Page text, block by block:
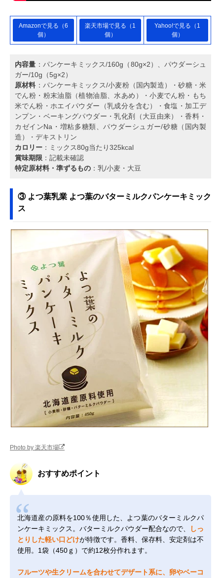
Amazonで見る（6
個）
楽天市場で見る（1
個）
Yahoo!で見る（1
個）
内容量 ：パンケーキミックス/160g（80g×2）、パウダーシュ
ガー/10g（5g×2）
原材料 ：パンケーキミックス/小麦粉（国内製造）・砂糖・米
でん粉・粉末油脂（植物油脂、水あめ）・小麦でん粉・もち
米でん粉・ホエイパウダー（乳成分を含む）・食塩・加工デ
ンプン・ベーキングパウダー・乳化剤（大豆由来）・香料・
カゼインNa・増粘多糖類、パウダーシュガー/砂糖（国内製
造）・デキストリン
カロリー ：ミックス80g当たり325kcal
賞味期限 ：記載未確認
特定原材料・準ずるもの ：乳/小麦・大豆
③ よつ葉乳業 よつ葉のバターミルクパンケーキミック
ス
Photo by 楽天市場
おすすめポイント
北海道産の原料を100％使用した、よつ葉のバターミルクパ
ンケーキミックス。バターミルクパウダー配合なので、
しっ
とりした軽い口どけが特徴です。香料、保存料、安定剤は不
使用。1袋（450ｇ）で約12枚分作れます。
フルーツや生クリームを合わせてデザート系に、卵やベーコ